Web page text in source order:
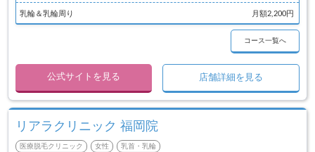
乳輪＆乳輪周り 月額2,200円
コース一覧へ
公式サイトを見る 店舗詳細を見る
リアラクリニック 福岡院
医療脱毛クリニック 女性 乳首・乳輪